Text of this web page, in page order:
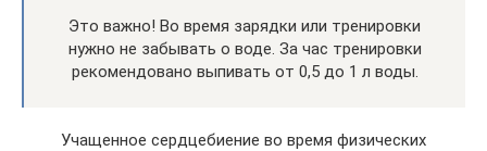
Это важно! Во время зарядки или тренировки
нужно не забывать о воде. За час тренировки
рекомендовано выпивать от 0,5 до 1 л воды.
Учащенное сердцебиение во время физических